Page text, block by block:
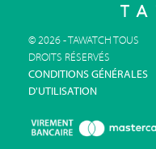
© 2026 - TAWATCH TOUS
DROITS RÉSERVÉS
CONDITIONS GÉNÉRALES
D'UTILISATION